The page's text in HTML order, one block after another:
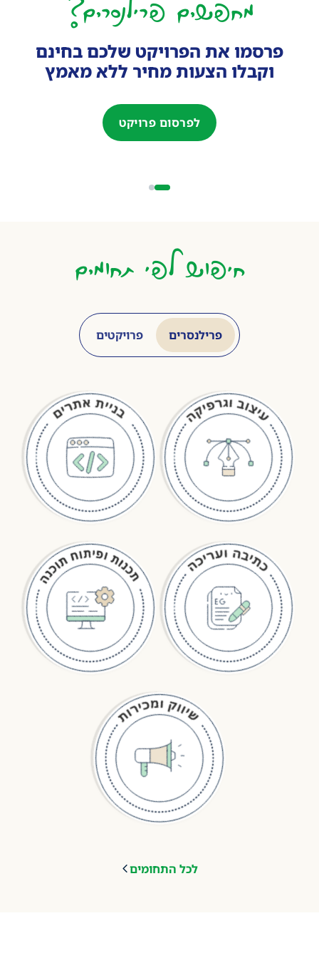
פרסמו את הפרויקט שלכם בחינם
וקבלו הצעות מחיר ללא מאמץ
לפרסום פרויקט
חיפוש לפי תחומים
פרילנסרים פרויקטים
לכל התחומים